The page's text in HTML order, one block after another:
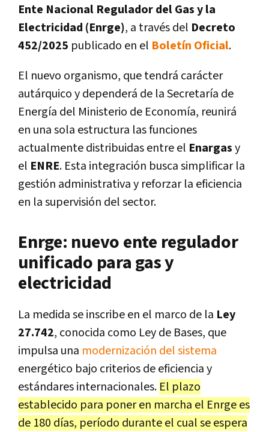
Ente Nacional Regulador del Gas y la
Electricidad (Enrge), a través del Decreto
452/2025 publicado en el Boletín Oficial.
El nuevo organismo, que tendrá carácter
autárquico y dependerá de la Secretaría de
Energía del Ministerio de Economía, reunirá
en una sola estructura las funciones
actualmente distribuidas entre el Enargasy
el ENRE. Esta integración busca simplificar la
gestión administrativa y reforzar la eficiencia
en la supervisión del sector.
Enrge: nuevo ente regulador
unificado para gas y
electricidad
La medida se inscribe en el marco de la Ley
27.742, conocida como Ley de Bases, que
impulsa una modernización del sistema
energético bajo criterios de eficiencia y
estándares internacionales. El plazo
establecido para poner en marcha el Enrge es
de 180 días, período durante el cual se espera